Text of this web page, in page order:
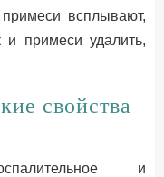
всплывают,
примеси удалить,
свойства
и